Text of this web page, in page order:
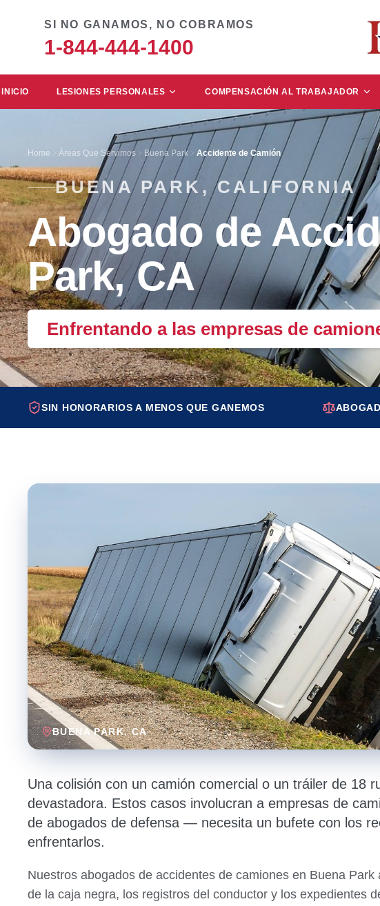
SI NO GANAMOS, NO COBRAMOS
1-844-444-1400
INICIO LESIONES PERSONALES COMPENSACIÓN AL TRABAJADOR
Home Áreas Que Servimos Buena Park Accidente de Camión
BUENA PARK, CALIFORNIA
Abogado de
Park, CA
Enfrentando a las empresas de
SIN HONORARIOS A MENOS QUE GANEMOS
BUENA PARK, CA
Una colisión con un camión comercial o un tráiler de 18
devastadora. Estos casos involucran a empresas de
de abogados de defensa — necesita un bufete con los
enfrentarlos.
Nuestros abogados de accidentes de camiones en Buena
de la caja negra, los registros del conductor y los expedientes